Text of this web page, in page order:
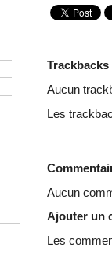
Trackbacks
Aucun
Les
Aucun
Ajouter un
Les